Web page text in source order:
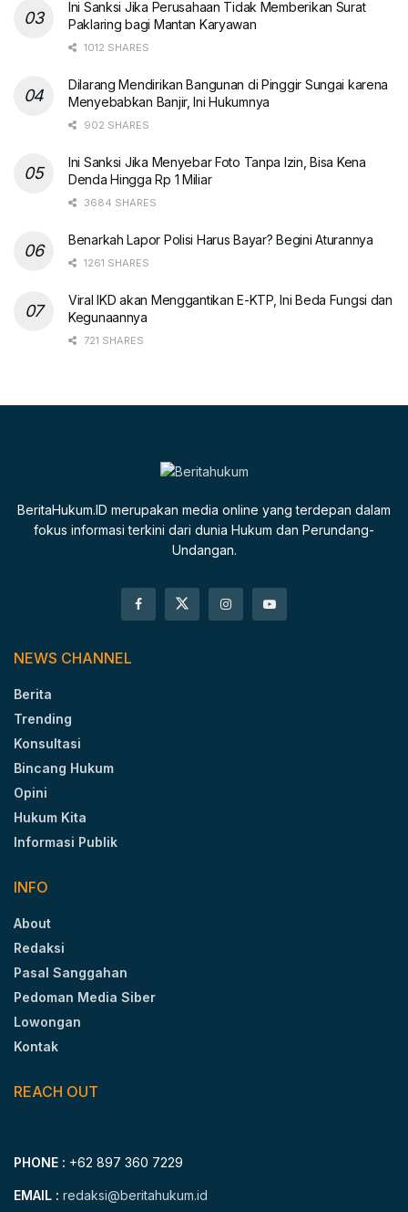
Ini Sanksi Jika Perusahaan Tidak Memberikan Surat
Paklaring bagi Mantan Karyawan
1012 SHARES
Dilarang Mendirikan Bangunan di Pinggir Sungai karena
Menyebabkan Banjir, Ini Hukumnya
902 SHARES
Ini Sanksi Jika Menyebar Foto Tanpa Izin, Bisa Kena
Denda Hingga Rp 1 Miliar
3684 SHARES
Benarkah Lapor Polisi Harus Bayar? Begini Aturannya
1261 SHARES
Viral IKD akan Menggantikan E-KTP, Ini Beda Fungsi dan
Kegunaannya
721 SHARES
BeritaHukum.ID merupakan media online yang terdepan dalam
fokus informasi terkini dari dunia Hukum dan Perundang-
Undangan.
NEWS CHANNEL
Berita
Trending
Konsultasi
Bincang Hukum
Opini
Hukum Kita
Informasi Publik
INFO
About
Redaksi
Pasal Sanggahan
Pedoman Media Siber
Lowongan
Kontak
REACH OUT
PHONE : +62 897 360 7229
EMAIL : redaksi@beritahukum.id